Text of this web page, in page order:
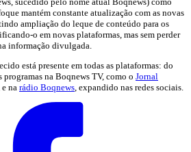
mantém constante atualização com as novas
ampliação do leque de conteúdo para os
o em novas plataformas, mas sem perder
informação divulgada.
está presente em todas as plataformas: do
na Boqnews TV, como o Jornal
, e na rádio Boqnews , expandido nas redes sociais.